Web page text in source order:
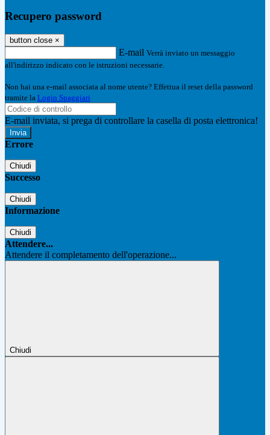
Recupero password
button close ×
E-mail Verrà inviato un messaggio
all'indirizzo indicato con le istruzioni necessarie.
Non hai una e-mail associata al nome utente? Effettua il reset della password
tramite la Login Spaggiari
E-mail inviata, si prega di controllare la casella di posta elettronica!
Errore
Chiudi
Successo
Chiudi
Informazione
Chiudi
Attendere...
Attendere il completamento dell'operazione...
Chiudi